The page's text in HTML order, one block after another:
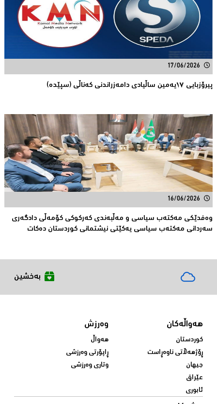
17/06/2026
پیرۆزبایی ١٧یەمین ساڵیادی دامەزراندنی کەناڵی (سپێدە)
16/06/2026
وەفدێکی مەکتەب سیاسی و مەڵبەندی کەرکوکی کۆمەڵی دادگەری
سەردانی مەکتەب سیاسی یەکێتی نیشتمانی کوردستان دەکات
بەخشین
هەواڵەکان
کوردستان
ڕۆژهەڵاتی ناوەڕاست
جیهان
عێراق
ئابوری
وەرزش
هەواڵ
ڕاپۆرتی وەرزشی
وتاری وەرزشی